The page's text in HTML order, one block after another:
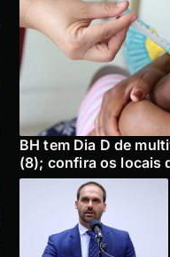
BH tem Dia D de
(8); confira os locais